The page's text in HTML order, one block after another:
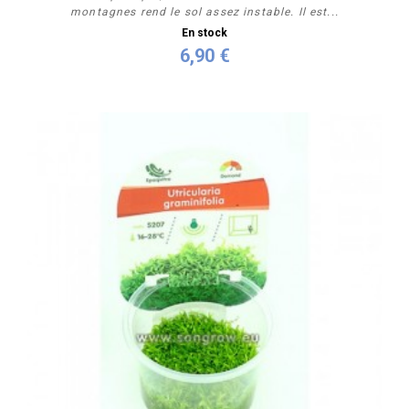
montagnes rend le sol assez instable. Il est...
En stock
6,90 €